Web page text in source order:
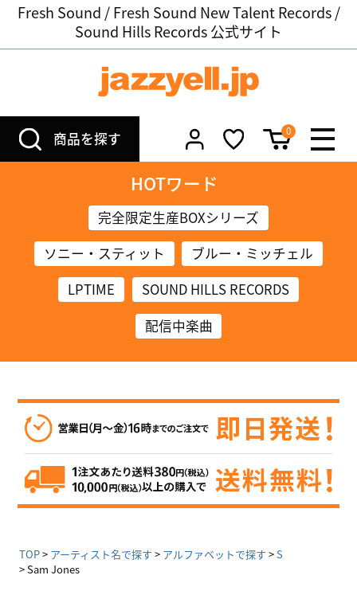
Fresh Sound / Fresh Sound New Talent Records /
Sound Hills Records 公式サイト
商品を探す 0
HOTワード
完全限定生産BOXシリーズ
ソニー・スティット
ブルー・ミッチェル
LPTIME
SOUND HILLS RECORDS
配信中楽曲
TOP アーティスト名で探す アルファベットで探す
S
Sam Jones